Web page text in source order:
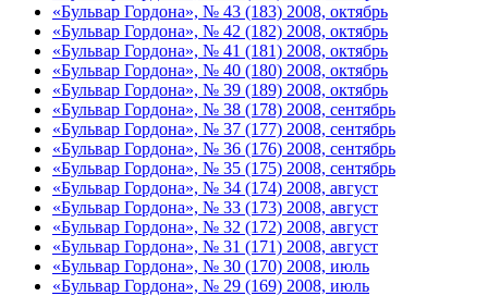
«Бульвар Гордона», № 43 (183) 2008, октябрь
«Бульвар Гордона», № 42 (182) 2008, октябрь
«Бульвар Гордона», № 41 (181) 2008, октябрь
«Бульвар Гордона», № 40 (180) 2008, октябрь
«Бульвар Гордона», № 39 (189) 2008, октябрь
«Бульвар Гордона», № 38 (178) 2008, сентябрь
«Бульвар Гордона», № 37 (177) 2008, сентябрь
«Бульвар Гордона», № 36 (176) 2008, сентябрь
«Бульвар Гордона», № 35 (175) 2008, сентябрь
«Бульвар Гордона», № 34 (174) 2008, август
«Бульвар Гордона», № 33 (173) 2008, август
«Бульвар Гордона», № 32 (172) 2008, август
«Бульвар Гордона», № 31 (171) 2008, август
«Бульвар Гордона», № 30 (170) 2008, июль
«Бульвар Гордона», № 29 (169) 2008, июль